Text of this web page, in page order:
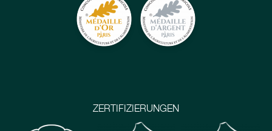
ZERTIFIZIERUNGEN